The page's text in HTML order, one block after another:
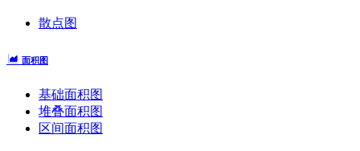
散点图
面积图
基础面积图
堆叠面积图
区间面积图